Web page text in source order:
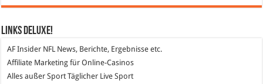
Links DeLuXe!
AF Insider NFL News, Berichte, Ergebnisse etc.
Affiliate Marketing für Online-Casinos
Alles außer SportTäglicher Live Sport